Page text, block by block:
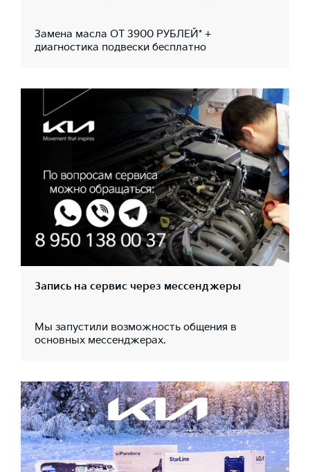
Замена масла ОТ 3900 РУБЛЕЙ* +
диагностика подвески бесплатно
Запись на сервис через мессенджеры
Мы запустили возможность общения в
основных мессенджерах.